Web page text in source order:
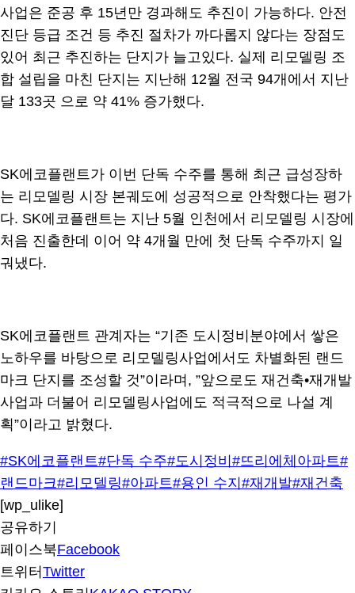
사업은 준공 후 15년만 경과해도 추진이 가능하다. 안전
진단 등급 조건 등 추진 절차가 까다롭지 않다는 장점도
있어 최근 추진하는 단지가 늘고있다. 실제 리모델링 조
합 설립을 마친 단지는 지난해 12월 전국 94개에서 지난
달 133곳 으로 약 41% 증가했다.
SK에코플랜트가 이번 단독 수주를 통해 최근 급성장하
는 리모델링 시장 본궤도에 성공적으로 안착했다는 평가
다. SK에코플랜트는 지난 5월 인천에서 리모델링 시장에
처음 진출한데 이어 약 4개월 만에 첫 단독 수주까지 일
궈냈다.
SK에코플랜트 관계자는 “기존 도시정비분야에서 쌓은
노하우를 바탕으로 리모델링사업에서도 차별화된 랜드
마크 단지를 조성할 것”이라며, ”앞으로도 재건축•재개발
사업과 더불어 리모델링사업에도 적극적으로 나설 계
획”이라고 밝혔다.
#SK에코플랜트#단독 수주#도시정비 #뜨리에체아파트#
랜드마크#리모델링#아파트#용인 수지 #재개발#재건축
[wp_ulike]
공유하기
페이스북Facebook
트위터 Twitter